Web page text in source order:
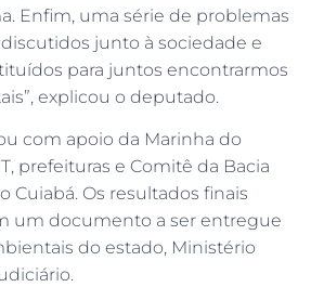
Enfim, uma série de problemas
junto à sociedade e
para juntos encontrarmos
explicou o deputado.
com apoio da Marinha do
prefeituras e Comitê da Bacia
Cuiabá. Os resultados finais
um documento a ser entregue
do estado, Ministério